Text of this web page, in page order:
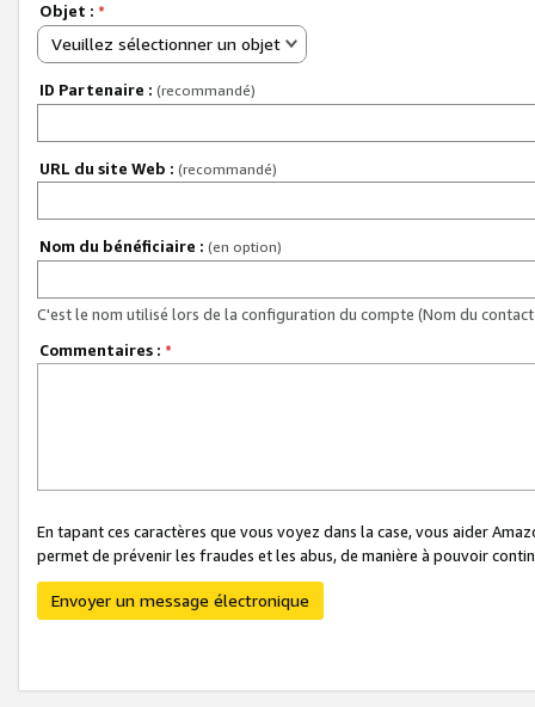
Objet : *
Veuillez sélectionner un objet
ID Partenaire : (recommandé)
URL du site Web : (recommandé)
Nom du bénéficiaire : (en option)
C'est le nom utilisé lors de la configuration du compte (Nom du
Commentaires : *
En tapant ces caractères que vous voyez dans la case, vous aider
permet de prévenir les fraudes et les abus, de manière à pouvoir
Envoyer un message électronique